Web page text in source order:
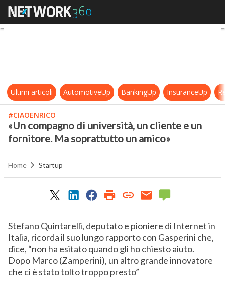
«Un compagno di università, un
Ultimi articoli AutomotiveUp BankingUp InsuranceUp
#CIAOENRICO
«Un compagno di università, un cliente e un
fornitore. Ma soprattutto un amico»
Home Startup
Stefano Quintarelli, deputato e pioniere di Internet in
Italia, ricorda il suo lungo rapporto con Gasperini che,
dice, “non ha esitato quando gli ho chiesto aiuto.
Dopo Marco (Zamperini), un altro grande innovatore
che ci è stato tolto troppo presto”